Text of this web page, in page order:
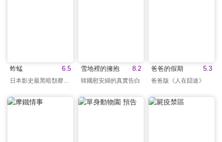
6.5
蚱蜢
日本影史最黑暗頹靡篇章
8.2
雪地裡的擁抱
韓國慰安婦的真實告白
5.3
爸爸的假期
爸爸版《人在囧途》